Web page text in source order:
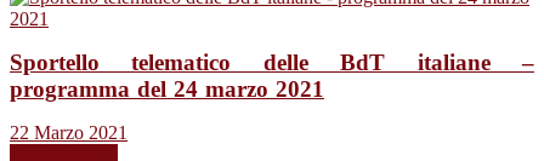
Sportello telematico delle BdT italiane –
programma del 24 marzo 2021
22 Marzo 2021